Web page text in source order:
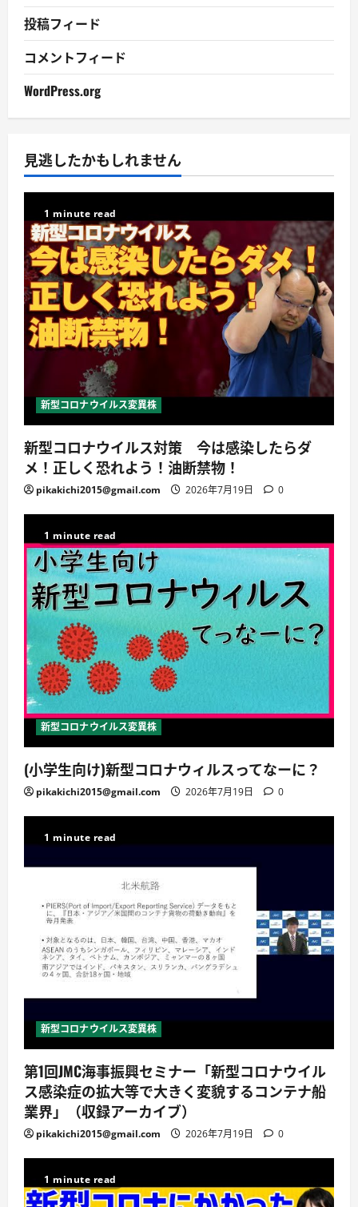
投稿フィード
コメントフィード
WordPress.org
見逃したかもしれません
1 minute read
新型コロナウイルス変異株
新型コロナウイルス対策 今は感染したらダ
メ！正しく恐れよう！油断禁物！
pikakichi2015@gmail.com 2026年7月19日 0
1 minute read
新型コロナウイルス変異株
(小学生向け)新型コロナウィルスってなーに？
pikakichi2015@gmail.com 2026年7月19日 0
1 minute read
新型コロナウイルス変異株
第1回JMC海事振興セミナー「新型コロナウイル
ス感染症の拡大等で大きく変貌するコンテナ船
業界」（収録アーカイブ）
pikakichi2015@gmail.com 2026年7月19日 0
1 minute read